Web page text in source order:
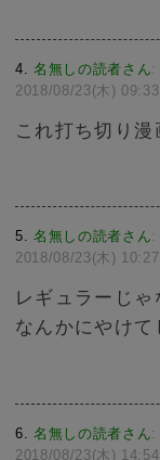
4 名無しの読者さん:
2018/08/23(木)
これ打ち切り
5 名無しの読者さん:
2018/08/23(木)
レギュラーじゃ
なんかにやけて
6 名無しの読者さん:
2018/08/23(木)